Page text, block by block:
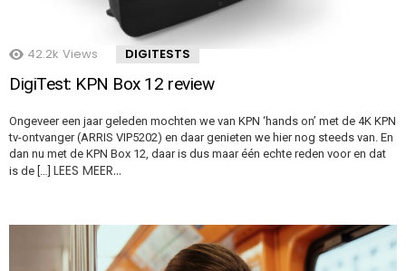
42.2k Views DIGITESTS
DigiTest: KPN Box 12 review
Ongeveer een jaar geleden mochten we van KPN ‘hands on’ met de 4K KPN
tv-ontvanger (ARRIS VIP5202) en daar genieten we hier nog steeds van. En
dan nu met de KPN Box 12, daar is dus maar één echte reden voor en dat
is de […] LEES MEER…